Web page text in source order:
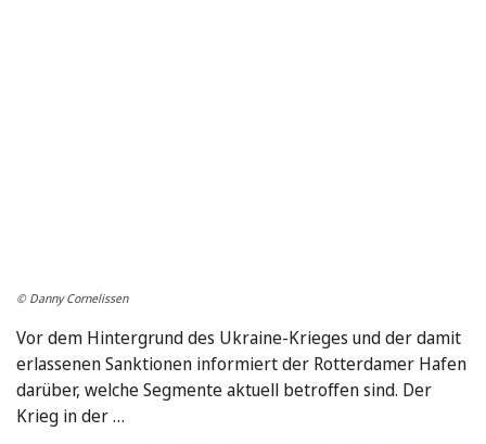
© Danny Cornelissen
Vor dem Hintergrund des Ukraine-Krieges und der damit
erlassenen Sanktionen informiert der Rotterdamer Hafen
darüber, welche Segmente aktuell betroffen sind. Der
Krieg in der …